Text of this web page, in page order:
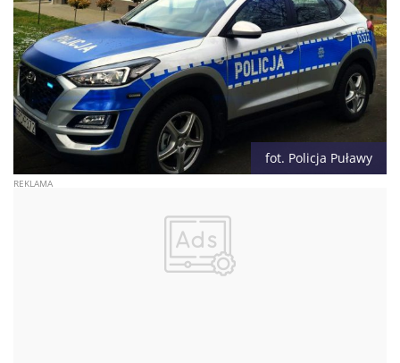
fot. Policja Puławy